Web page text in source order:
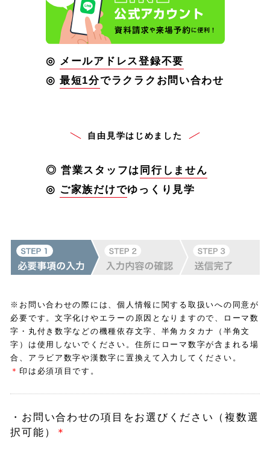
◎ メールアドレス登録不要
◎ 最短1分でラクラクお問い合わせ
自由見学はじめました
◎ 営業スタッフは 同行しません
◎ ご家族だけでゆっくり見学
※お問い合わせの際には、個人情報に関する取扱いへの同意が
必要です。 文字化けやエラーの原因となりますので、ローマ数
字・丸付き数字などの機種依存文字、半角カタカナ（半角文
字）は使用しないでください。 住所にローマ数字が含まれる場
合、アラビア数字や漢数字に置換えて入力してください。
＊印は必須項目です。
・ お問い合わせの項目をお選びください（複数選
択可能）
＊